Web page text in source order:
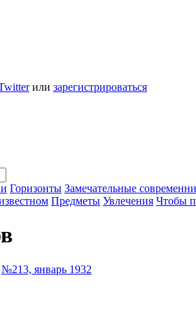
или зарегистрироваться
Горизонты Замечательные
Предметы Увлечения Чтобы
№213, январь 1932